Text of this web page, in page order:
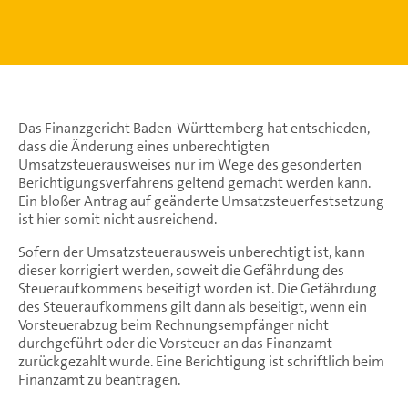
Das Finanzgericht Baden-Württemberg hat entschieden,
dass die Änderung eines unberechtigten
Umsatzsteuerausweises nur im Wege des gesonderten
Berichtigungsverfahrens geltend gemacht werden kann.
Ein bloßer Antrag auf geänderte Umsatzsteuerfestsetzung
ist hier somit nicht ausreichend.
Sofern der Umsatzsteuerausweis unberechtigt ist, kann
dieser korrigiert werden, soweit die Gefährdung des
Steueraufkommens beseitigt worden ist. Die Gefährdung
des Steueraufkommens gilt dann als beseitigt, wenn ein
Vorsteuerabzug beim Rechnungsempfänger nicht
durchgeführt oder die Vorsteuer an das Finanzamt
zurückgezahlt wurde. Eine Berichtigung ist schriftlich beim
Finanzamt zu beantragen.